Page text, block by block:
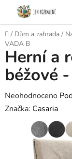
Přejít
obsah
Domů
/ Dům a zahrada /
VADA B
Herní a
béžové
Průměrné
hodnocení
produktu
Neohodnoceno
Značka: Casaria